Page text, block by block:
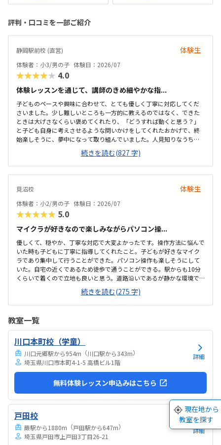
評判・口コミを一部ご紹介
静岡駅前校 (直営) 体験生
体験者：小3/男の子 体験日：2026/07
★★★★★ 4.0
体験レッスンを通じて、講師のきめ細やかな指...
子どものペースや興味に合わせて、とても優しく丁寧に対応してくだ
さいました。少し難しいところも一方的に教えるのではなく、できた
ときは大げさなくらい褒めてくれたり、「どうすれば動くと思う？」
と子ども自身に考えさせるような問いかけをしてくれたおかげで、終
始楽しそうに、夢中になって取り組んでいました。人見知りなうちの
子もすぐに緊張がほぐれ、安心して楽しく学べたと感じています。子
どもが大好きなロブロックスの世界を舞台にしているため、最初から
最後まで高いモチベーションで取り組めていました。ただ遊ぶだけで
なく、ゲームを作るというプロセスを通じて、自然とプログラミング
と感じました。自分の思い描いた動きが画面上にすぐに反映される仕
組みも、子どもの「もっと作りたい」という意欲をを引き出すのにぴ
ったりだと思いました。最寄り駅から近く、大通りを通...
続きを読む(827 字)
見沼校 体験生
体験者：小2/男の子 体験日：2026/07
★★★★★ 5.0
マイクラが好きなので楽しみながらパソコン操...
優しくて、穏やか、丁寧な対応で大変よかったです。操作方法に悩んで
いた時も子どもに丁寧に指導してくれたこと。子どもが好きなマイク
ラであり集中して行うことができた。パソコン操作も楽しそうにして
いた。自宅の近くであるため徒歩で通うことができる。駅からも10分
くらいで着くので立地も良いと思う。道路沿いであるが静かな環境で
子どもも落ち着いて集中して授業を受けることができた。プログラミ
ングは高いイメージですが、月2回ということもあり、お手頃に通いや
すい金額であると思った。子どもが発言したことを肯定する姿勢で関
続きを読む(275 字)
教室一覧
川口本町校（学童）
川口元郷駅から954m （川口駅から343m）
埼玉県川口市本町4-1-5 高橋ビル1階
詳細
無料体験レッスン申込みはこちら
戸田校
蕨駅から1880m （戸田駅から647m）
埼玉県戸田市上戸田3丁目26-21
詳細
現在地から
教室を探す